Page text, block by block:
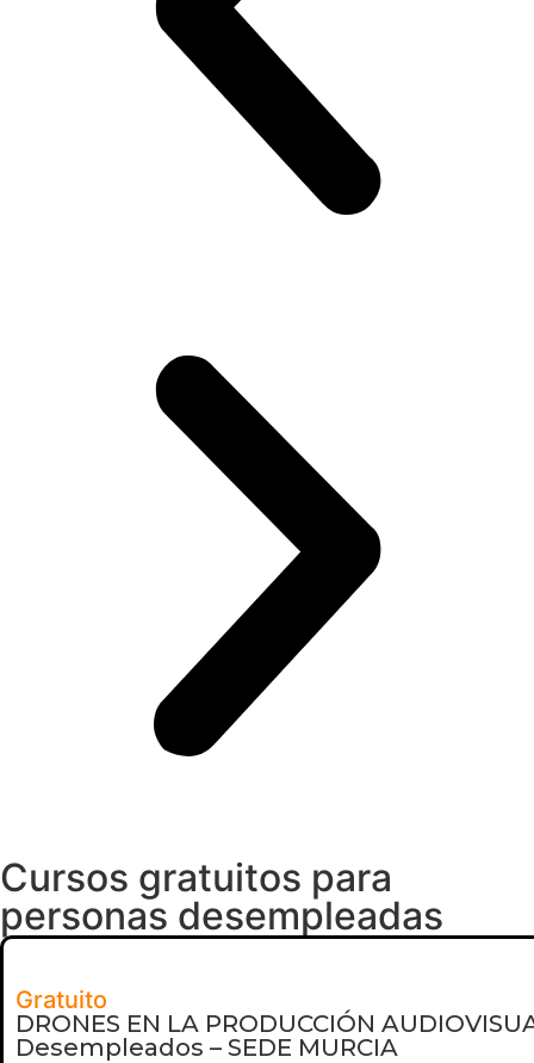
Cursos gratuitos para
personas desempleadas
Gratuito
DRONES EN LA PRODUCCIÓN
Desempleados – SEDE MURCIA